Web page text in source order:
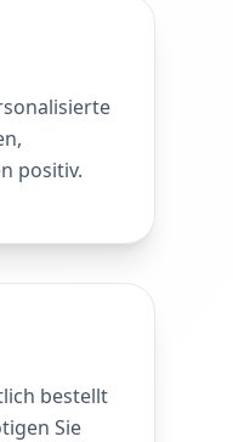
positiv.
bestellt
Sie